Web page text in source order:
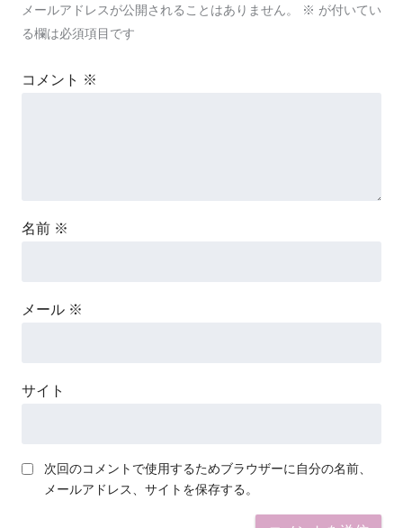
メールアドレスが公開されることはありません。 ※ が付いてい
る欄は必須項目です
コメント ※
名前 ※
メール ※
サイト
次回のコメントで使用するためブラウザーに自分の名前、
メールアドレス、サイトを保存する。